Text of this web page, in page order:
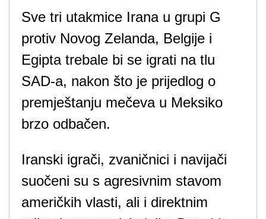
Sve tri utakmice Irana u grupi G
protiv Novog Zelanda, Belgije i
Egipta trebale bi se igrati na tlu
SAD-a, nakon što je prijedlog o
premještanju mečeva u Meksiko
brzo odbačen.
Iranski igrači, zvaničnici i navijači
suočeni su s agresivnim stavom
američkih vlasti, ali i direktnim